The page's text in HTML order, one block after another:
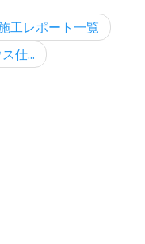
工レポート一覧
仕...